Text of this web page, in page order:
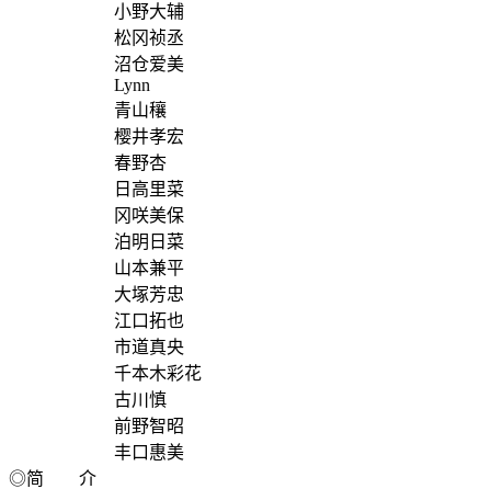
小野大辅
松冈祯丞
沼仓爱美
Lynn
青山穰
樱井孝宏
春野杏
日高里菜
冈咲美保
泊明日菜
山本兼平
大塚芳忠
江口拓也
市道真央
千本木彩花
古川慎
前野智昭
丰口惠美
◎简 介